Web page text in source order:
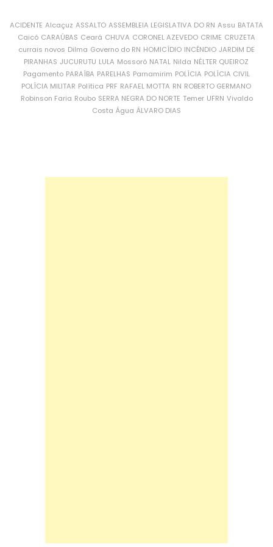
ACIDENTE Alcaçuz ASSALTO ASSEMBLEIA LEGISLATIVA DO RN Assu BATATA
Caicó CARAÚBAS Ceará CHUVA CORONEL AZEVEDO CRIME CRUZETA
currais novos Dilma Governo do RN HOMICÍDIO INCÊNDIO JARDIM DE
PIRANHAS JUCURUTU LULA Mossoró NATAL Nilda NÉLTER QUEIROZ
Pagamento PARAÍBA PARELHAS Parnamirim POLÍCIA POLÍCIA CIVIL
POLÍCIA MILITAR Política PRF RAFAEL MOTTA RN ROBERTO GERMANO
Robinson Faria Roubo SERRA NEGRA DO NORTE Temer UFRN Vivaldo
Costa Água ÁLVARO DIAS